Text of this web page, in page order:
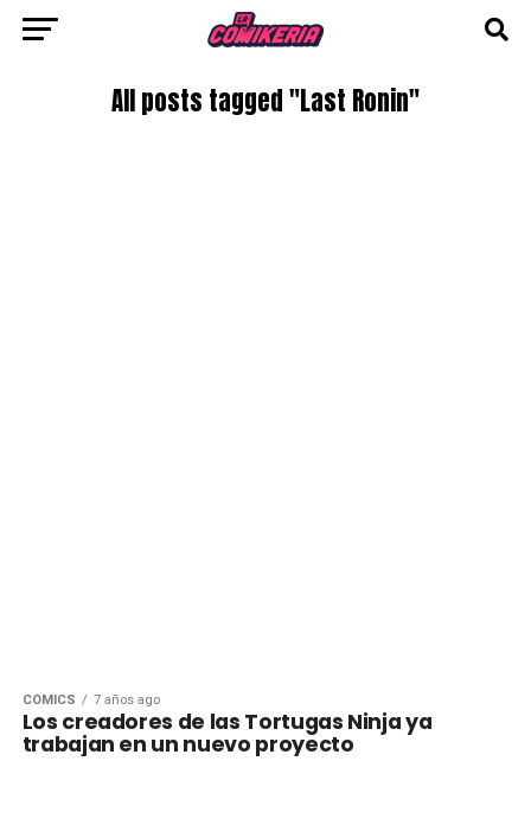
All posts tagged "Last Ronin"
CÓMICS 7 años ago
Los creadores de las Tortugas Ninja ya
trabajan en un nuevo proyecto